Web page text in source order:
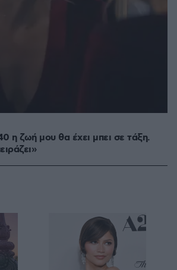
η ζωή μου θα έχει μπει σε τάξη.